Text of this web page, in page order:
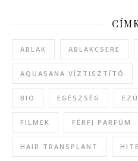
ABLAK ABLAKCSERE
AQUASANA VÍZTISZTÍTÓ
BIO EGÉSZSÉG
FILMEK FÉRFI PARFÜM
HAIR TRANSPLANT